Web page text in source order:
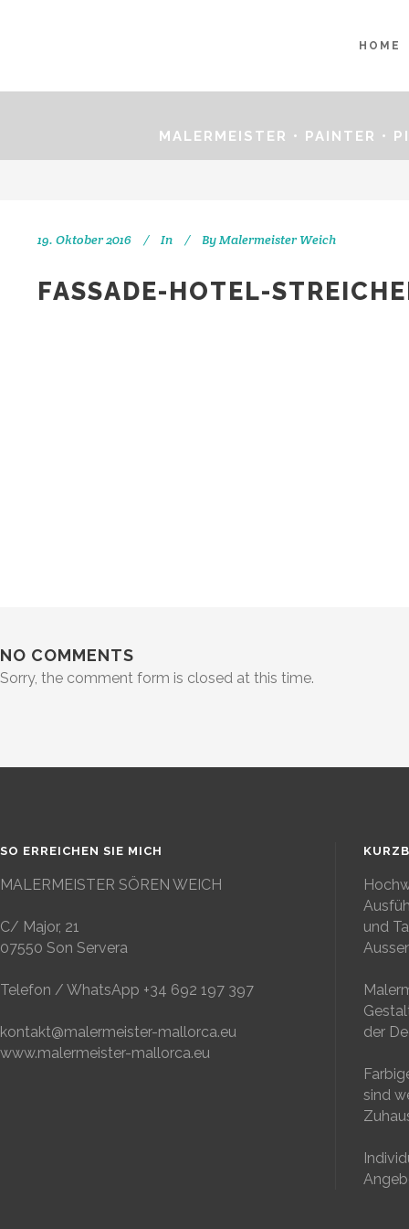
HOME
MALERMEISTER • PAINTER •
19. Oktober 2016 In ByMalermeister Weich
FASSADE-HOTEL-
NO COMMENTS
Sorry, the comment form is closed at this time.
SO ERREICHEN SIE MICH
MALERMEISTER SÖREN WEICH
C/ Major, 21
07550 Son Servera
Telefon / WhatsApp +34 692 197 397
kontakt@malermeister-mallorca.eu
www.malermeister-mallorca.eu
und
der
sind